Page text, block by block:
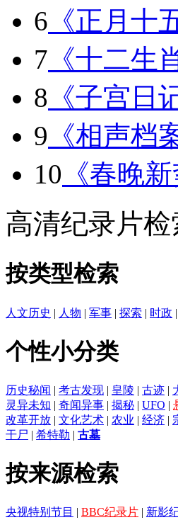
6 《正月十
7 《十二生
8 《子宫日
9 《相声档
10 《春晚
高清纪录片检
按类型检索
人文历史 | 人物 | 军事 | 探索 | 时政 |
个性小分类
历史秘闻 | 考古发现 | 皇陵 | 古迹 |
灵异未知 | 奇闻异事 | 揭秘 | UFO |
改革开放 | 文化艺术 | 农业 | 经济 |
干尸 | 希特勒 | 古墓
按来源检索
央视特别节目 | BBC纪录片 | 新影